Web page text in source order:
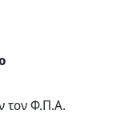
τον Φ.Π.Α.